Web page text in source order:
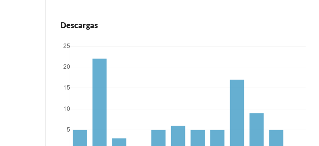
Descargas